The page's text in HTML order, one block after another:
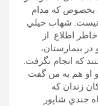
بخصوص كه مدام
شهاب خيلي
اطلاع از
بيمارستان،
كه انجام نگرفت.
او هم به من گفت
زندان كه
جندي شاپور